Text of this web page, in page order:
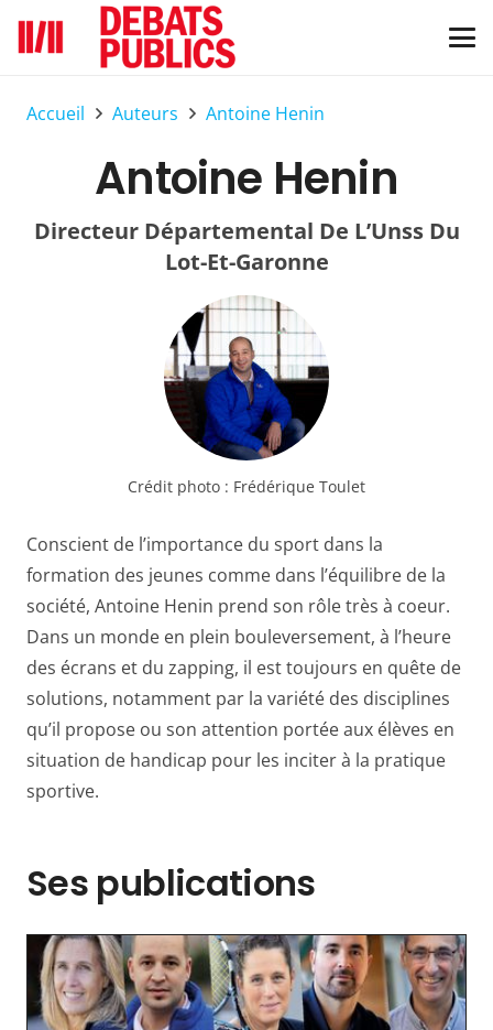
Accueil Auteurs Antoine Henin
Antoine Henin
Directeur Départemental De L’Unss Du
Lot-Et-Garonne
Crédit photo : Frédérique Toulet
Conscient de l’importance du sport dans la
formation des jeunes comme dans l’équilibre de la
société, Antoine Henin prend son rôle très à coeur.
Dans un monde en plein bouleversement, à l’heure
des écrans et du zapping, il est toujours en quête de
solutions, notamment par la variété des disciplines
qu’il propose ou son attention portée aux élèves en
situation de handicap pour les inciter à la pratique
sportive.
Ses publications